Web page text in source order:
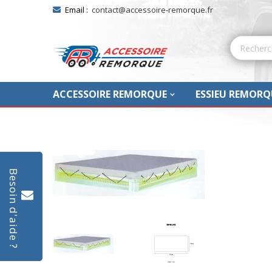
Besoin d'aide ?
Email : contact@accessoire-remorque.fr
ACCESSOIRE REMORQUE ESSIEU
to
the
images
gallery